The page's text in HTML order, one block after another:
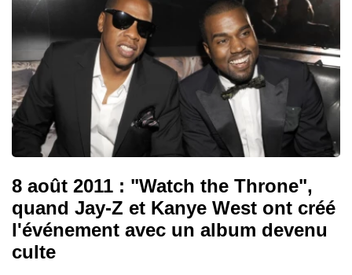
8 août 2011 : "Watch the Throne",
quand Jay-Z et Kanye West ont créé
l'événement avec un album devenu
culte